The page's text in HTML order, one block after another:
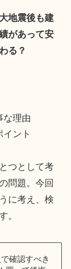
地震後も建
があって安
る？
な理由
ント
つとして考
問題。今回
に考え、検
。
確認すべき